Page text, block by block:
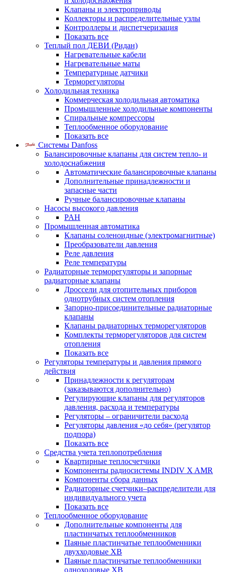
Клапаны и электроприводы
Коллекторы и распределительные узлы
Контроллеры и диспетчеризация
Показать все
Теплый пол ДЕВИ (Ридан)
Нагревательные кабели
Нагревательные маты
Температурные датчики
Терморегуляторы
Холодильная техника
Коммерческая холодильная автоматика
Промышленные холодильные компоненты
Спиральные компрессоры
Теплообменное оборудование
Показать все
Системы Danfoss
Балансировочные клапаны для систем тепло- и
холодоснабжения
Автоматические балансировочные клапаны
Дополнительные принадлежности и
запасные части
Ручные балансировочные клапаны
Насосы высокого давления
PAH
Промышленная автоматика
Клапаны соленоидные (электромагнитные)
Преобразователи давления
Реле давления
Реле температуры
Радиаторные терморегуляторы и запорные
радиаторные клапаны
Дроссели для отопительных приборов
однотрубных систем отопления
Запорно-присоединительные радиаторные
клапаны
Клапаны радиаторных терморегуляторов
Комплекты терморегуляторов для систем
отопления
Показать все
Регуляторы температуры и давления прямого
действия
Принадлежности к регуляторам
(заказываются дополнительно)
Регулирующие клапаны для регуляторов
давления, расхода и температуры
Регуляторы – ограничители расхода
Регуляторы давления «до себя» (регулятор
подпора)
Показать все
Средства учета теплопотребления
Квартирные теплосчетчики
Компоненты радиосистемы INDIV X AMR
Компоненты сбора данных
Радиаторные счетчики–распределители для
индивидуального учета
Показать все
Теплообменное оборудование
Дополнительные компоненты для
пластинчатых теплообменников
Паяные пластинчатые теплообменники
двухходовые XB
Паяные пластинчатые теплообменники
одноходовые ХВ